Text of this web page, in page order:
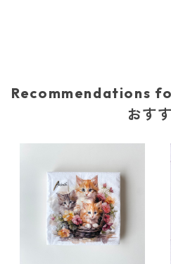
Recommendations
おす